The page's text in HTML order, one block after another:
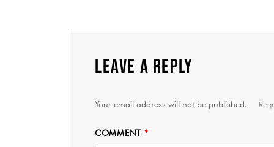
LEAVE A REPLY
Your email address will not be published.
COMMENT *